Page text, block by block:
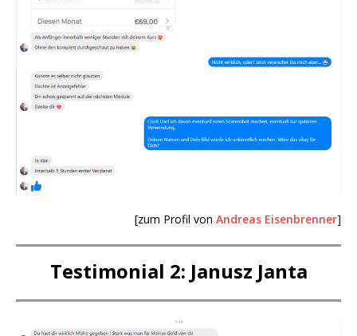
[zum Profil von Andreas Eisenbrenner]
Testimonial 2: Janusz Janta